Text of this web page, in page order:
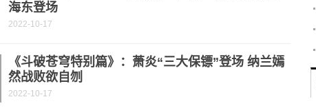
海东登场
2022-10-17
《斗破苍穹特别篇》：萧炎“三大保镖”登场 纳兰嫣
然战败欲自刎
2022-10-17